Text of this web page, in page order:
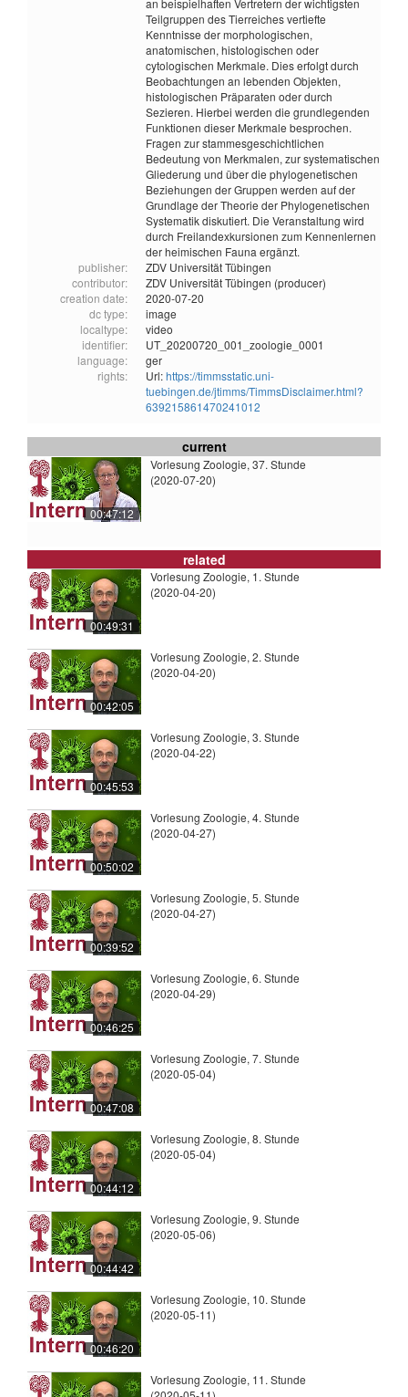
an beispielhaften Vertretern der wichtigsten
Teilgruppen des Tierreiches vertiefte
Kenntnisse der morphologischen,
anatomischen, histologischen oder
cytologischen Merkmale. Dies erfolgt durch
Beobachtungen an lebenden Objekten,
histologischen Präparaten oder durch
Sezieren. Hierbei werden die grundlegenden
Funktionen dieser Merkmale besprochen.
Fragen zur stammesgeschichtlichen
Bedeutung von Merkmalen, zur systematischen
Gliederung und über die phylogenetischen
Beziehungen der Gruppen werden auf der
Grundlage der Theorie der Phylogenetischen
Systematik diskutiert. Die Veranstaltung wird
durch Freilandexkursionen zum Kennenlernen
der heimischen Fauna ergänzt.
publisher:
ZDV Universität Tübingen
contributor:
ZDV Universität Tübingen (producer)
creation date:
2020-07-20
dc type:
image
localtype:
video
identifier:
UT_20200720_001_zoologie_0001
language:
ger
rights:
Url:https://timmsstatic.uni-
tuebingen.de/jtimms/TimmsDisclaimer.html?
639215861470241012
current
00:47:12
Vorlesung Zoologie, 37. Stunde
(2020-07-20)
related
00:49:31
Vorlesung Zoologie, 1. Stunde
(2020-04-20)
00:42:05
Vorlesung Zoologie, 2. Stunde
(2020-04-20)
00:45:53
Vorlesung Zoologie, 3. Stunde
(2020-04-22)
00:50:02
Vorlesung Zoologie, 4. Stunde
(2020-04-27)
00:39:52
Vorlesung Zoologie, 5. Stunde
(2020-04-27)
00:46:25
Vorlesung Zoologie, 6. Stunde
(2020-04-29)
00:47:08
Vorlesung Zoologie, 7. Stunde
(2020-05-04)
00:44:12
Vorlesung Zoologie, 8. Stunde
(2020-05-04)
00:44:42
Vorlesung Zoologie, 9. Stunde
(2020-05-06)
00:46:20
Vorlesung Zoologie, 10. Stunde
(2020-05-11)
Vorlesung Zoologie, 11. Stunde